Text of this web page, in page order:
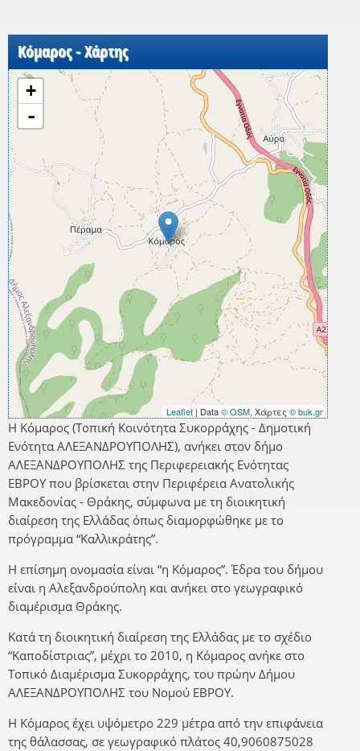
Κόμαρος - Χάρτης
+
-
Leaflet | Data© OSM, Χάρτες © buk.gr
Η Κόμαρος (Τοπική Κοινότητα Συκορράχης - Δημοτική
Ενότητα ΑΛΕΞΑΝΔΡΟΥΠΟΛΗΣ), ανήκει στον δήμο
ΑΛΕΞΑΝΔΡΟΥΠΟΛΗΣ της Περιφερειακής Ενότητας
ΕΒΡΟΥ που βρίσκεται στην Περιφέρεια Ανατολικής
Μακεδονίας - Θράκης, σύμφωνα με τη διοικητική
διαίρεση της Ελλάδας όπως διαμορφώθηκε με το
πρόγραμμα “Καλλικράτης”.
Η επίσημη ονομασία είναι “η Κόμαρος”. Έδρα του δήμου
είναι η Αλεξανδρούπολη και ανήκει στο γεωγραφικό
διαμέρισμα Θράκης.
Κατά τη διοικητική διαίρεση της Ελλάδας με το σχέδιο
“Καποδίστριας”, μέχρι το 2010, η Κόμαρος ανήκε στο
Τοπικό Διαμέρισμα Συκορράχης, του πρώην Δήμου
ΑΛΕΞΑΝΔΡΟΥΠΟΛΗΣ του Νομού ΕΒΡΟΥ.
Η Κόμαρος έχει υψόμετρο 229 μέτρα από την επιφάνεια
της θάλασσας, σε γεωγραφικό πλάτος 40,9060875028